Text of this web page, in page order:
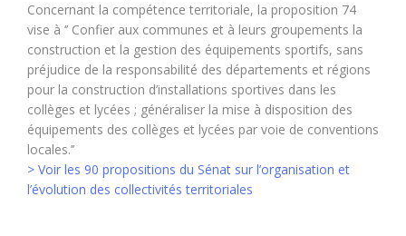
Concernant la compétence territoriale, la proposition 74
vise à ‘’ Confier aux communes et à leurs groupements la
construction et la gestion des équipements sportifs, sans
préjudice de la responsabilité des départements et régions
pour la construction d’installations sportives dans les
collèges et lycées ; généraliser la mise à disposition des
équipements des collèges et lycées par voie de conventions
locales.’’
> Voir les 90 propositions du Sénat sur l’organisation et
l’évolution des collectivités territoriales